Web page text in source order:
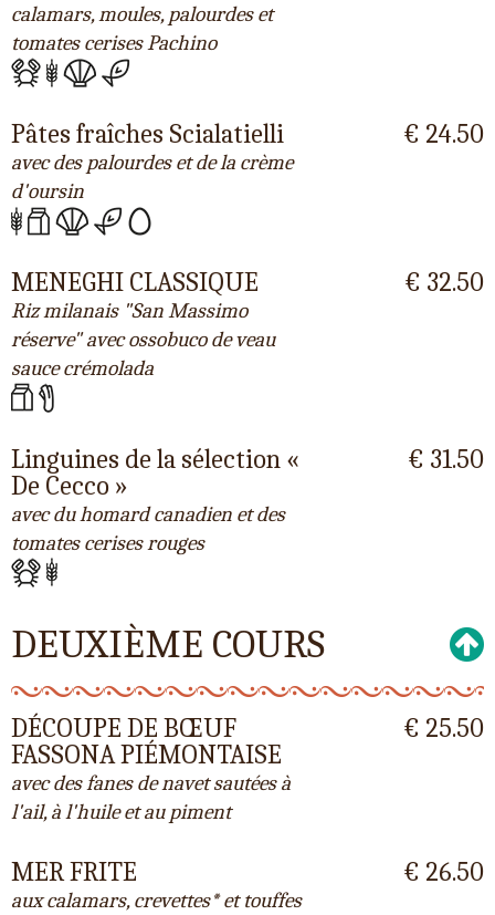
calamars, moules, palourdes et
tomates cerises Pachino
Pâtes fraîches Scialatielli
avec des palourdes et de la crème
d'oursin
€ 24.50
MENEGHI CLASSIQUE
Riz milanais "San Massimo
réserve" avec ossobuco de veau
sauce crémolada
€ 32.50
Linguines de la sélection «
De Cecco »
avec du homard canadien et des
tomates cerises rouges
€ 31.50
DEUXIÈME COURS
DÉCOUPE DE BŒUF
FASSONA PIÉMONTAISE
avec des fanes de navet sautées à
l'ail, à l'huile et au piment
€ 25.50
MER FRITE
aux calamars, crevettes* et touffes
€ 26.50